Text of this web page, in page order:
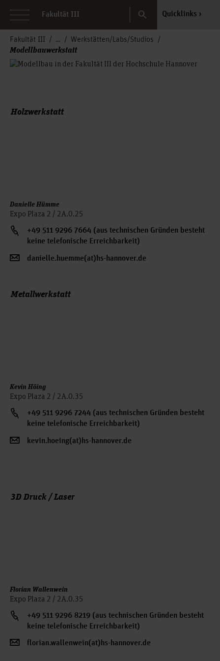
Fakultät III Search Quicklinks
Fakultät III Werkstätten/Labs/Studios
Modellbauwerkstatt
Holzwerkstatt
Danielle Hümme
Expo Plaza 2 / 2A.0.25
+49 511 9296 7664 (aus technischen Gründen besteht
keine telefonische Erreichbarkeit)
danielle.huemme(at)hs-hannover.de
Metallwerkstatt
Kevin Höing
Expo Plaza 2 / 2A.0.35
+49 511 9296 7244 (aus technischen Gründen besteht
keine telefonische Erreichbarkeit)
kevin.hoeing(at)hs-hannover.de
3D Druck / Laser
Florian Wallenwein
Expo Plaza 2 / 2A.0.35
+49 511 9296 8219 (aus technischen Gründen besteht
keine telefonische Erreichbarkeit)
florian.wallenwein(at)hs-hannover.de